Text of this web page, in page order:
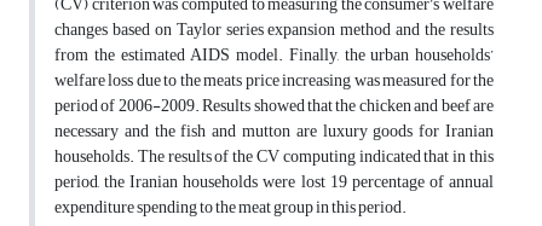
changes based on Taylor series expansion method and the results
from the estimated AIDS model. Finally, the urban households’
welfare loss due to the meats price increasing was measured for the
period of 2006-2009. Results showed that the chicken and beef are
necessary and the fish and mutton are luxury goods for Iranian
households. The results of the CV computing indicated that in this
period, the Iranian households were lost 19 percentage of annual
expenditure spending to the meat group in this period.